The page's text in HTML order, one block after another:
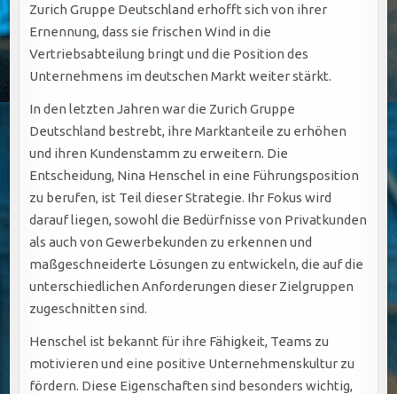
Zurich Gruppe Deutschland erhofft sich von ihrer
Ernennung, dass sie frischen Wind in die
Vertriebsabteilung bringt und die Position des
Unternehmens im deutschen Markt weiter stärkt.
In den letzten Jahren war die Zurich Gruppe
Deutschland bestrebt, ihre Marktanteile zu erhöhen
und ihren Kundenstamm zu erweitern. Die
Entscheidung, Nina Henschel in eine Führungsposition
zu berufen, ist Teil dieser Strategie. Ihr Fokus wird
darauf liegen, sowohl die Bedürfnisse von Privatkunden
als auch von Gewerbekunden zu erkennen und
maßgeschneiderte Lösungen zu entwickeln, die auf die
unterschiedlichen Anforderungen dieser Zielgruppen
zugeschnitten sind.
Henschel ist bekannt für ihre Fähigkeit, Teams zu
motivieren und eine positive Unternehmenskultur zu
fördern. Diese Eigenschaften sind besonders wichtig,